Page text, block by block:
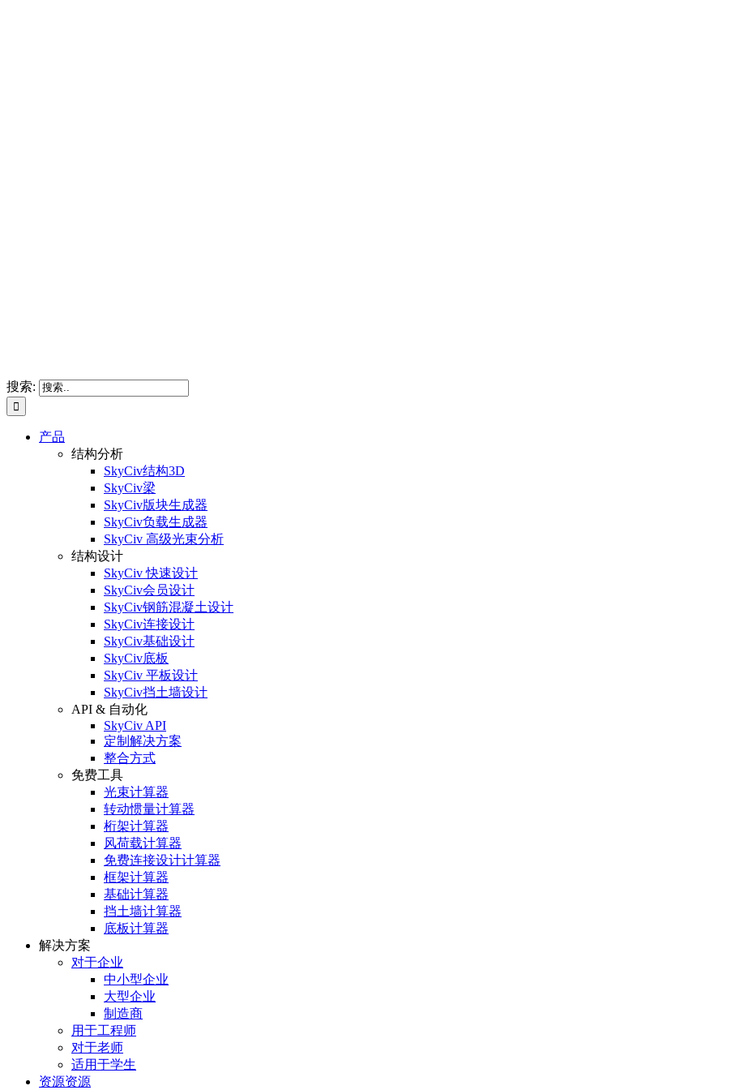
搜索:
产品
结构分析
SkyCiv结构3D
SkyCiv梁
SkyCiv版块生成器
SkyCiv负载生成器
SkyCiv 高级光束分析
结构设计
SkyCiv 快速设计
SkyCiv会员设计
SkyCiv钢筋混凝土设计
SkyCiv连接设计
SkyCiv基础设计
SkyCiv底板
SkyCiv 平板设计
SkyCiv挡土墙设计
API & 自动化
SkyCiv API
定制解决方案
整合方式
免费工具
光束计算器
转动惯量计算器
桁架计算器
风荷载计算器
免费连接设计计算器
框架计算器
基础计算器
挡土墙计算器
底板计算器
解决方案
对于企业
中小型企业
大型企业
制造商
用于工程师
对于老师
适用于学生
资源资源